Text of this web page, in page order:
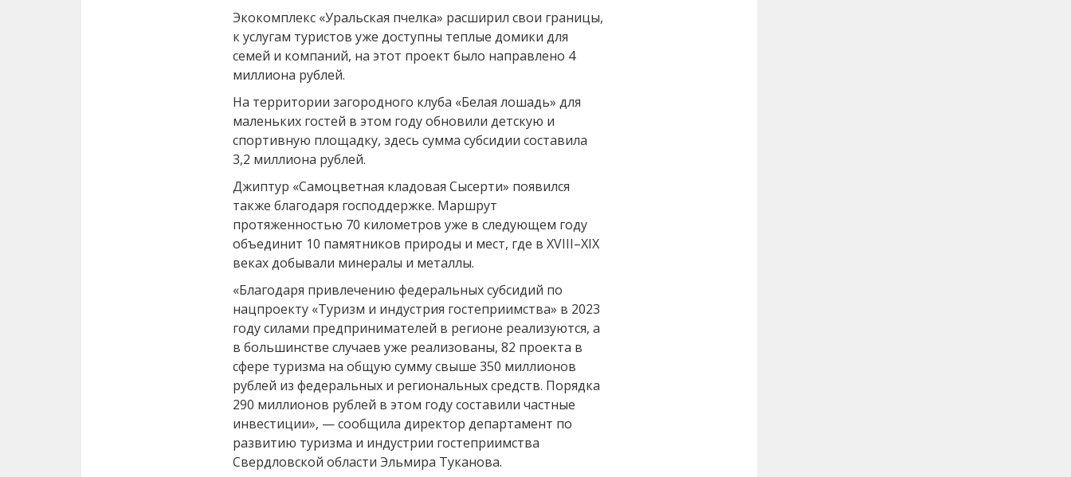
Экокомплекс «Уральская пчелка» расширил свои границы,
к услугам туристов уже доступны теплые домики для
семей и компаний, на этот проект было направлено 4
миллиона рублей.
На территории загородного клуба «Белая лошадь» для
маленьких гостей в этом году обновили детскую и
спортивную площадку, здесь сумма субсидии составила
3,2 миллиона рублей.
Джип­тур «Самоцветная кладовая Сысерти» появился
также благодаря господдержке. Маршрут
протяженностью 70 километров уже в следующем году
объединит 10 памятников природы и мест, где в XVIII–XIX
веках добывали минералы и металлы.
«Благодаря привлечению федеральных субсидий по
нацпроекту «Туризм и индустрия гостеприимства» в 2023
году силами предпринимателей в регионе реализуются, а
в большинстве случаев уже реализованы, 82 проекта в
сфере туризма на общую сумму свыше 350 миллионов
рублей из федеральных и региональных средств. Порядка
290 миллионов рублей в этом году составили частные
инвестиции», — сообщила директор департамент по
развитию туризма и индустрии гостеприимства
Свердловской области Эльмира Туканова.